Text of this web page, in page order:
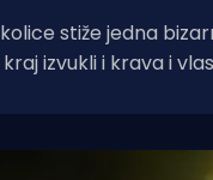
stiže jedna
izvukli i krava i